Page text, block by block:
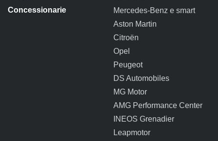
Mercedes-Benz e smart
Aston Martin
Citroën
Opel
Peugeot
DS Automobiles
MG Motor
AMG Performance Center
INEOS Grenadier
Leapmotor